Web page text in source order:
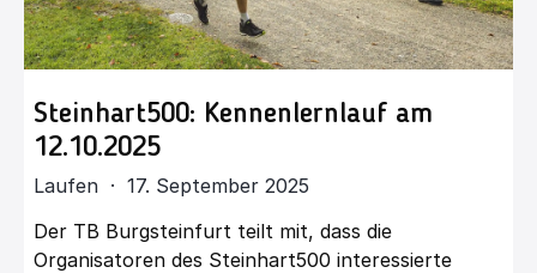
Steinhart500: Kennenlernlauf am
12.10.2025
Laufen · 17. September 2025
Der TB Burgsteinfurt teilt mit, dass die
Organisatoren des Steinhart500 interessierte